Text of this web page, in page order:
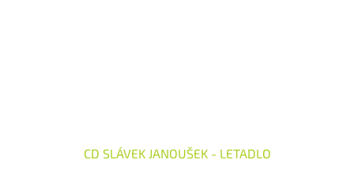
CD SLÁVEK JANOUŠEK - LETADLO